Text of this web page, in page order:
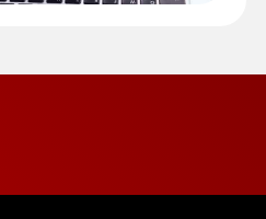
Mi Vodafone. Abre ventana